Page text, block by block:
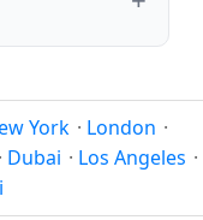
York · London ·
· Dubai · Los Angeles ·